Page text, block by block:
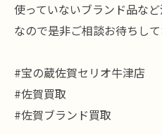
使っていないブランド品な
なので是非ご相談お待ちし
#宝の蔵佐賀セリオ牛津店
#佐賀買取
#佐賀ブランド買取